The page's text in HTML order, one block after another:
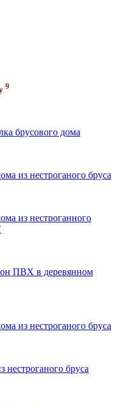
9
брусового дома
из нестроганого бруса
из нестроганного
ПВХ в деревянном
из нестроганого бруса
нестроганого бруса